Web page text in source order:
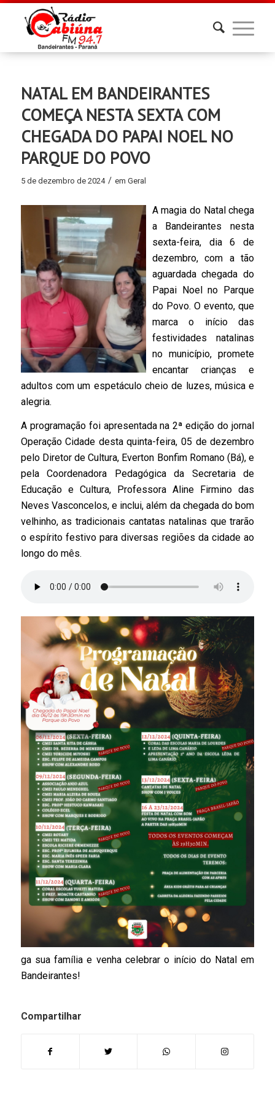
NATAL EM BANDEIRANTES
COMEÇA NESTA SEXTA COM
CHEGADA DO PAPAI NOEL NO
PARQUE DO POVO
5 de dezembro de 2024 / em Geral
A magia do Natal chega
a Bandeirantes nesta
sexta-feira, dia 6 de
dezembro, com a tão
aguardada chegada do
Papai Noel no Parque
do Povo. O evento, que
marca o início das
festividades natalinas
no município, promete
encantar crianças e
adultos com um espetáculo cheio de luzes, música e
alegria.
A programação foi apresentada na 2ª edição do jornal
Operação Cidade desta quinta-feira, 05 de dezembro
pelo Diretor de Cultura, Everton Bonfim Romano (Bá), e
pela Coordenadora Pedagógica da Secretaria de
Educação e Cultura, Professora Aline Firmino das
Neves Vasconcelos, e inclui, além da chegada do bom
velhinho, as tradicionais cantatas natalinas que trarão
o espírito festivo para diversas regiões da cidade ao
longo do mês.
ga sua família e venha celebrar o início do Natal em
Bandeirantes!
Compartilhar